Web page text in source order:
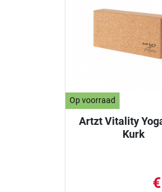
Op voorraad
Artzt Vitality
Kurk